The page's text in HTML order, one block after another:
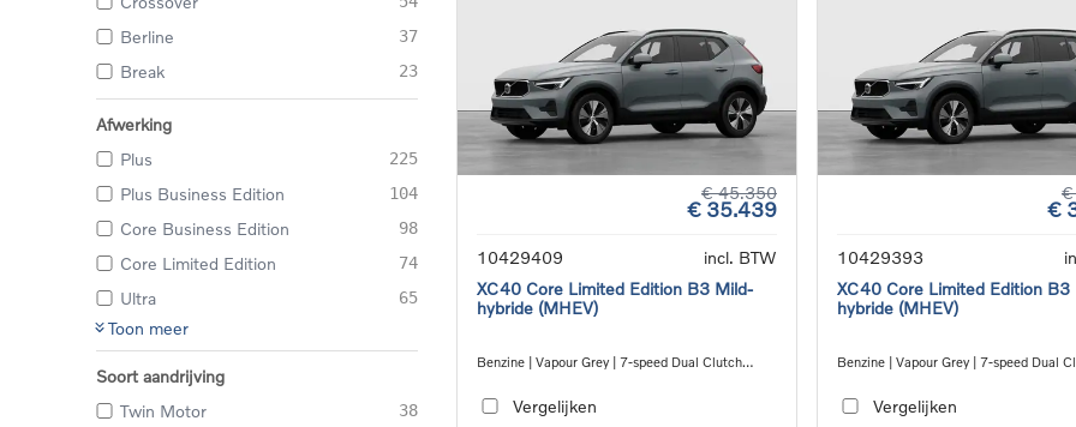
Berline 37
Break 23
Afwerking
Plus
225
Plus Business Edition 104
Core Business Edition 98
Core Limited Edition 74
Ultra 65
Toon meer
Soort aandrijving
Twin Motor
38
€ 45.350
€ 35.439
10429409
incl. BTW
XC40 Core Limited Edition B3 Mild-
hybride (MHEV)
Benzine | Vapour Grey | 7-speed Dual Clutch
Vergelijken
€
€
10429393
XC40 Core Limited Edition B3
hybride (MHEV)
Benzine | Vapour Grey | 7-speed Dual
Vergelijken